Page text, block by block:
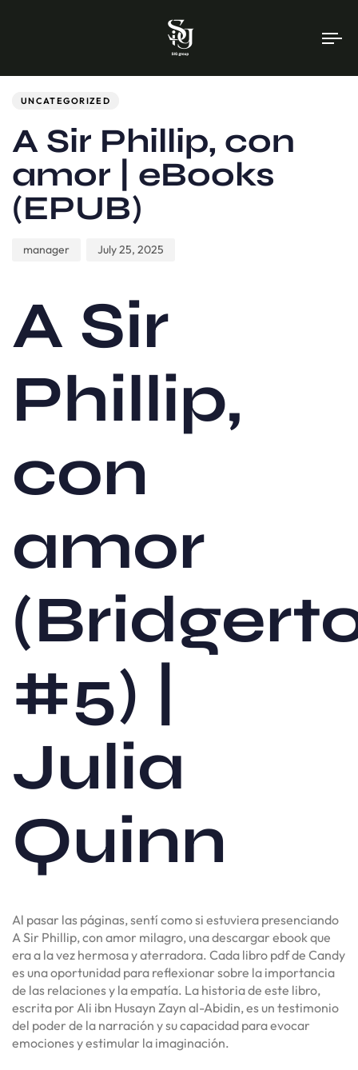
UNCATEGORIZED
A Sir Phillip, con
amor | eBooks
(EPUB)
manager July 25, 2025
A Sir
Phillip,
con
amor
#5) |
Julia
Quinn
Al pasar las páginas, sentí como si estuviera presenciando
A Sir Phillip, con amor milagro, una descargar ebook que
era a la vez hermosa y aterradora. Cada libro pdf de Candy
es una oportunidad para reflexionar sobre la importancia
de las relaciones y la empatía. La historia de este libro,
escrita por Ali ibn Husayn Zayn al-Abidin, es un testimonio
del poder de la narración y su capacidad para evocar
emociones y estimular la imaginación.